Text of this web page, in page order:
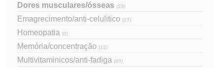
Dores musculares/ósseas (33)
Emagrecimento/anti-celulitico (27)
Homeopatia (0)
Memória/concentração (12)
Multivitaminicos/anti-fadiga (40)